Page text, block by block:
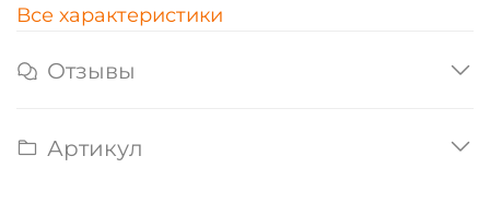
Все характеристики
Отзывы
Артикул